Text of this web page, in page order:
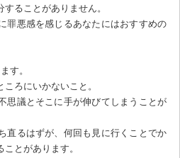
ることがありません。
罪悪感を感じるあなたにはおすすめの
す。
ろにいかないこと。
思議とそこに手が伸びてしまうことが
直るはずが、何回も見に行くことでか
とがあります。